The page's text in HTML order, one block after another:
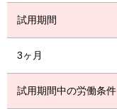
試用期間
3ヶ月
試用期間中の労働条件